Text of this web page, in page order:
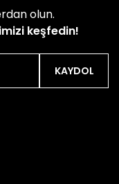
olun.
keşfedin!
KAYDOL